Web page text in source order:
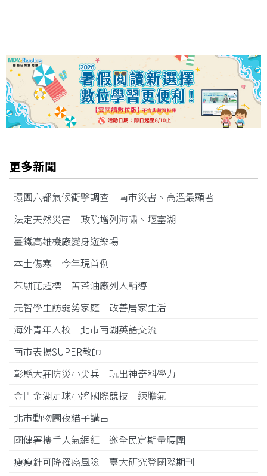
更多新聞
環團六都氣候衝擊調查 南市災害、高溫最顯著
法定天然災害 政院增列海嘯、堰塞湖
臺鐵高雄機廠變身遊樂場
本土傷寒 今年現首例
苯駢芘超標 苦茶油廠列入輔導
元智學生訪弱勢家庭 改善居家生活
海外青年入校 北市南湖英語交流
南市表揚SUPER教師
彰縣大莊防災小尖兵 玩出神奇科學力
金門金湖足球小將國際競技 練膽氣
北市動物園夜貓子講古
國健署攜手人氣網紅 邀全民定期量腰圍
瘦瘦針可降罹癌風險 臺大研究登國際期刊